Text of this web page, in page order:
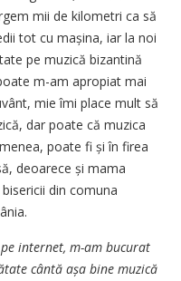
mii de kilometri ca să
tot cu mașina, iar la noi
pe muzică bizantină
m-am apropiat mai
mie îmi place mult să
dar poate că muzica
poate fi și în firea
deoarece și mama
din comuna
internet, m-am bucurat
cântă așa bine muzică